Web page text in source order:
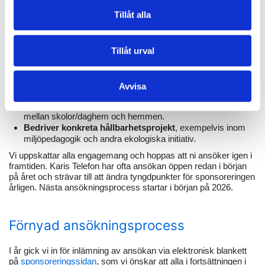
Tillåt alla
Tillåt urval
Avvisa
vecka 13.
Bidrar till samhällets säkerhet och räddningsinsatser
Stödjer marginaliserade grupperoch skapar bättre
möjligheter för delaktighet i samhället.
utbildningsinstitutioner, vilket stärker gemenskapen
mellan skolor/daghem och hemmen.
Bedriver konkreta hållbarhetsprojekt, exempelvis inom
miljöpedagogik och andra ekologiska initiativ.
Vi uppskattar alla engagemang och hoppas att ni ansöker igen i
framtiden. Karis Telefon har ofta ansökan öppen redan i början
på året och strävar till att ändra tyngdpunkter för sponsoreringen
årligen. Nästa ansökningsprocess startar i början på 2026.
Förnyad ansökningsprocess
I år gick vi in för inlämning av ansökan via elektronisk blankett
på sponsoreringssidan, som vi önskar att alla i fortsättningen i